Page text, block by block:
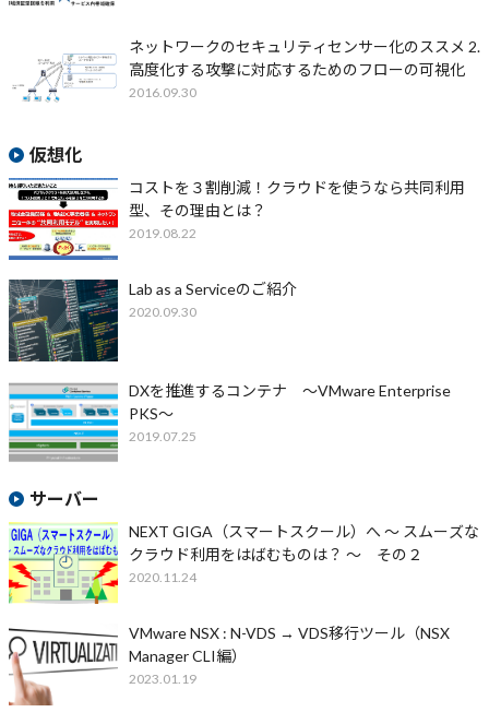
ネットワークのセキュリティセンサー化のススメ 2.
高度化する攻撃に対応するためのフローの可視化
2016.09.30
仮想化
コストを３割削減！クラウドを使うなら共同利用
型、その理由とは？
2019.08.22
Lab as a Serviceのご紹介
2020.09.30
DXを推進するコンテナ ～VMware Enterprise
PKS～
2019.07.25
サーバー
NEXT GIGA（スマートスクール）へ ～ スムーズな
クラウド利用をはばむものは？ ～ その２
2020.11.24
VMware NSX : N-VDS → VDS移行ツール（NSX
Manager CLI編）
2023.01.19